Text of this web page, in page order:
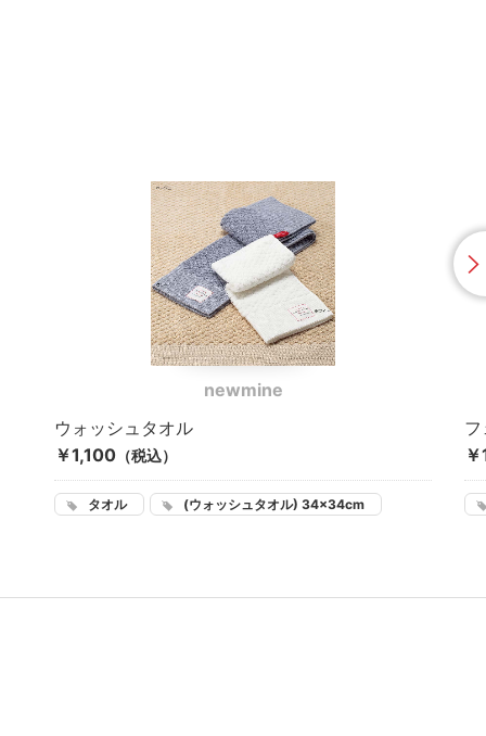
newmine
ウォッシュタオル
￥1,100 （税込）
タオル (ウォッシュタオル) 34×34cm